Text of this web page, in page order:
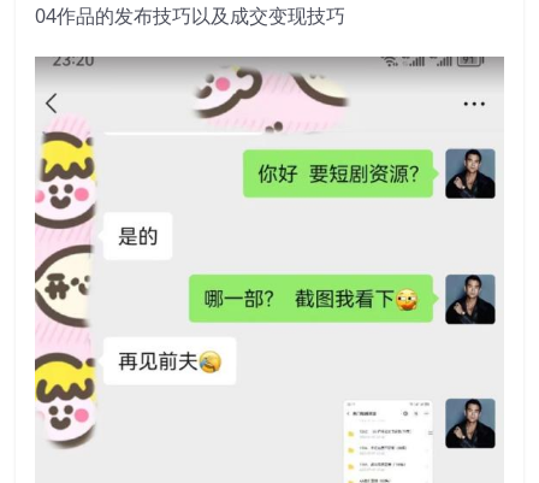
04作品的发布技巧以及成交变现技巧